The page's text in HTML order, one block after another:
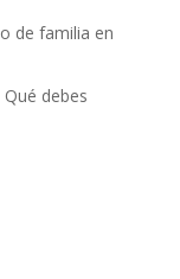
de familia en
debes